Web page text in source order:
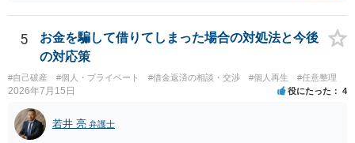
りたお金は返さなければいけませんし、勝手につけた利息は返済不要
です。 以上、ご参考まで。
5
お金を騙して借りてしまった場合の対処法と今後
の対応策
#自己破産 #個人・プライベート #借金返済の相談・交渉 #個人再生 #任意整理
2026年7月15日 役にたった 4
若井 亮 弁護士